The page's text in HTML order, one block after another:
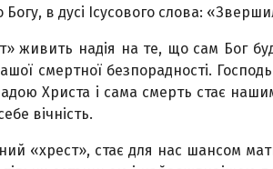
в дусі Ісусового слова:
живить надія на те, що сам Бог
смертної безпорадності.
Христа і сама смерть стає
вічність.
«хрест», стає для нас шансом